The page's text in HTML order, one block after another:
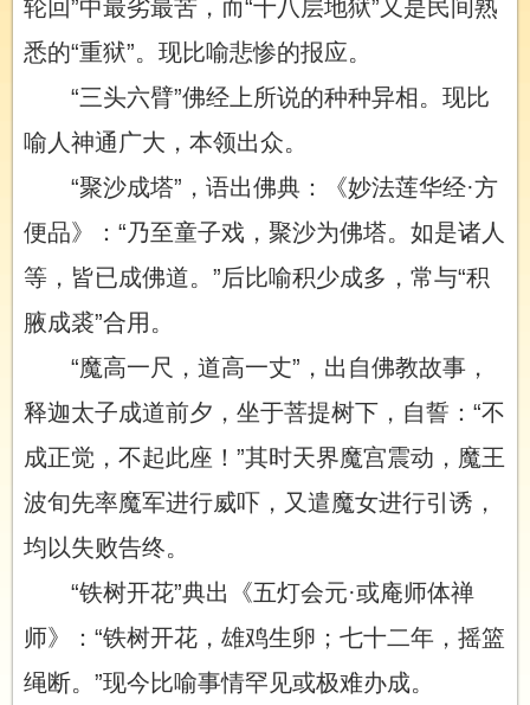
轮回”中最劣最苦，而“十八层地狱”又是民间熟
悉的“重狱”。现比喻悲惨的报应。
“三头六臂”佛经上所说的种种异相。现比
喻人神通广大，本领出众。
“聚沙成塔”，语出佛典：《妙法莲华经·方
便品》：“乃至童子戏，聚沙为佛塔。如是诸人
等，皆已成佛道。”后比喻积少成多，常与“积
腋成裘”合用。
“魔高一尺，道高一丈”，出自佛教故事，
释迦太子成道前夕，坐于菩提树下，自誓：“不
成正觉，不起此座！”其时天界魔宫震动，魔王
波旬先率魔军进行威吓，又遣魔女进行引诱，
均以失败告终。
“铁树开花”典出《五灯会元·或庵师体禅
师》：“铁树开花，雄鸡生卵；七十二年，摇篮
绳断。”现今比喻事情罕见或极难办成。